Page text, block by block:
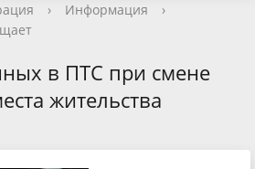
› Информация
›
в ПТС при смене
жительства